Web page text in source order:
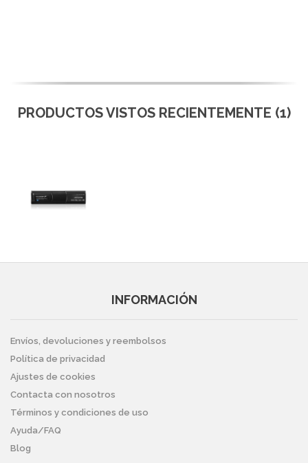
PRODUCTOS VISTOS RECIENTEMENTE (1)
INFORMACIÓN
Envíos, devoluciones y reembolsos
Política de privacidad
Ajustes de cookies
Contacta con nosotros
Términos y condiciones de uso
Ayuda/FAQ
Blog